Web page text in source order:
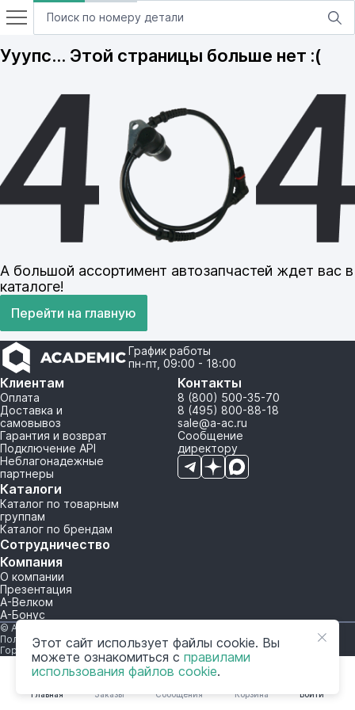
Главная Войти
Заказы Сообщения Корзина
Ууупс… Этой страницы больше нет :(
А большой ассортимент автозапчастей ждет вас в
каталоге!
Перейти на главную
График работы
пн-пт, 09:00 - 18:00
Клиентам
Оплата
Доставка и
самовывоз
Гарантия и возврат
Подключение API
Неблагонадежные
партнеры
Каталоги
Каталог по товарным
группам
Каталог по брендам
Сотрудничество
Компания
О компании
Презентация
А-Велком
А-Бонус
Контакты
8 (800) 500-35-70
8 (495) 800-88-18
sale@a-ac.ru
Сообщение
директору
© A-AC.RU 2015-2026. Все права защищены.
Политика обработки персональных данных
Горячая линия корпоративного регулирования и контроля
Этот сайт использует файлы cookie. Вы
можете ознакомиться с правилами
использования файлов cookie.